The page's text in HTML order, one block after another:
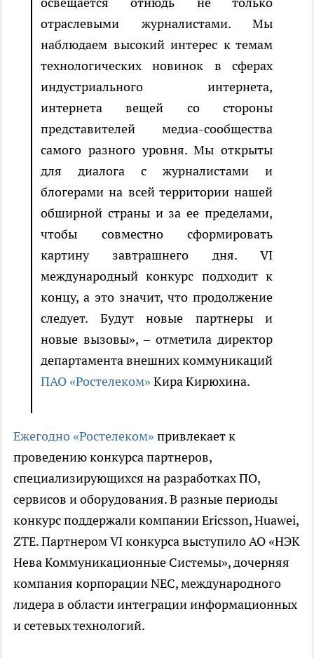
отраслевыми журналистами. Мы
наблюдаем высокий интерес к темам
технологических новинок в сферах
индустриального интернета,
интернета вещей со стороны
представителей медиа-сообщества
самого разного уровня. Мы открыты
для диалога с журналистами и
блогерами на всей территории нашей
обширной страны и за ее пределами,
чтобы совместно сформировать
картину завтрашнего дня. VI
международный конкурс подходит к
концу, а это значит, что продолжение
следует. Будут новые партнеры и
новые вызовы», – отметила директор
департамента внешних коммуникаций
ПАО «Ростелеком» Кира Кирюхина.
Ежегодно «Ростелеком» привлекает к
проведению конкурса партнеров,
специализирующихся на разработках ПО,
сервисов и оборудования. В разные периоды
конкурс поддержали компании Ericsson, Huawei,
ZTE. Партнером VI конкурса выступило АО «НЭК
Нева Коммуникационные Системы», дочерняя
компания корпорации NEC, международного
лидера в области интеграции информационных
и сетевых технологий.